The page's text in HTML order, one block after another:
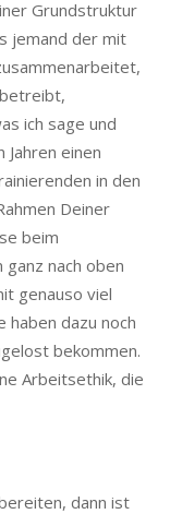
Grundstruktur
jemand der mit
ich sage und
einen
in den
Deiner
beim
nach oben
genauso viel
haben dazu noch
bekommen.
Arbeitsethik, die
dann ist